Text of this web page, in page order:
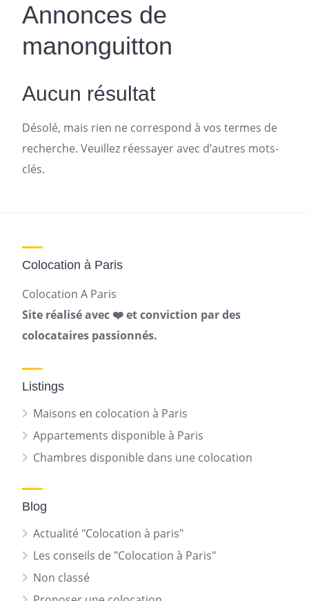
Annonces de
manonguitton
Aucun résultat
Désolé, mais rien ne correspond à vos termes de
recherche. Veuillez réessayer avec d’autres mots-
clés.
Colocation à Paris
Colocation A Paris
Site réalisé avec ❤️ et conviction par des
colocataires passionnés.
Listings
Maisons en colocation à Paris
Appartements disponible à Paris
Chambres disponible dans une colocation
Blog
Actualité "Colocation à paris"
Les conseils de "Colocation à Paris"
Non classé